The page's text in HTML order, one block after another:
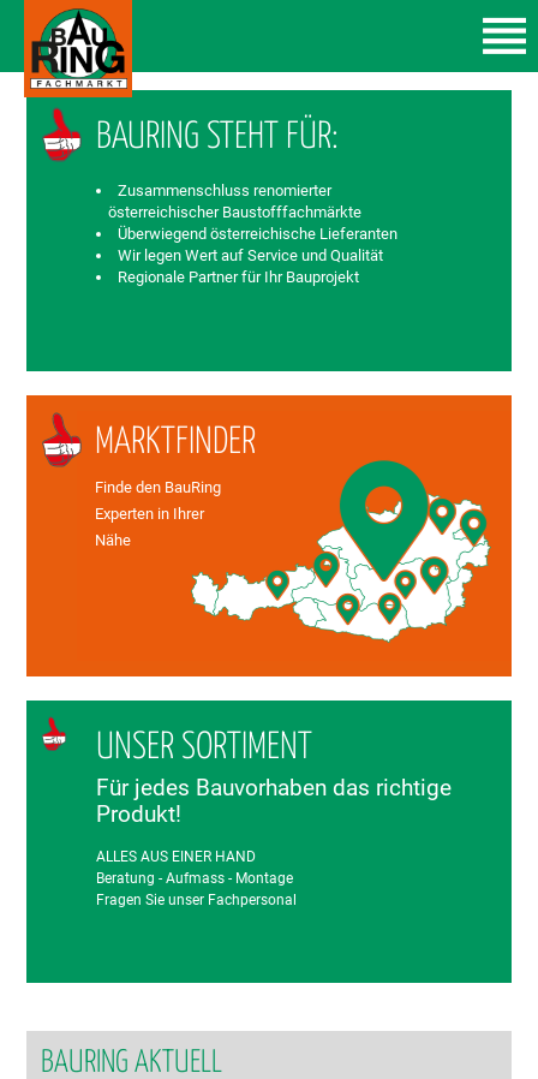
BAURING STEHT FÜR:
Zusammenschluss renomierter
österreichischer Baustofffachmärkte
Überwiegend österreichische Lieferanten
Wir legen Wert auf Service und Qualität
Regionale Partner für Ihr Bauprojekt
MARKTFINDER
Finde den BauRing
Experten in Ihrer
Nähe
UNSER SORTIMENT
Für jedes Bauvorhaben das richtige
Produkt!
ALLES AUS EINER HAND
Beratung - Aufmass - Montage
Fragen Sie unser Fachpersonal
BAURING AKTUELL